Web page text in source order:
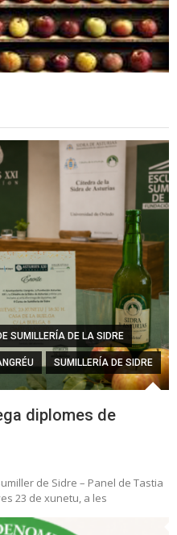
SUMILLERÍA DE LA SIDRE
SUMILLERÍA DE SIDRE
diplomes de
de Sidre – Panel de Tastia
23 de xunetu, a les